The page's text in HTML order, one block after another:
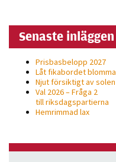
Senaste inläggen
Prisbasbelopp 2027
Låt fikabordet blomma
Njut försiktigt av solen
Val 2026 – Fråga 2
till riksdagspartierna
Hemrimmad lax